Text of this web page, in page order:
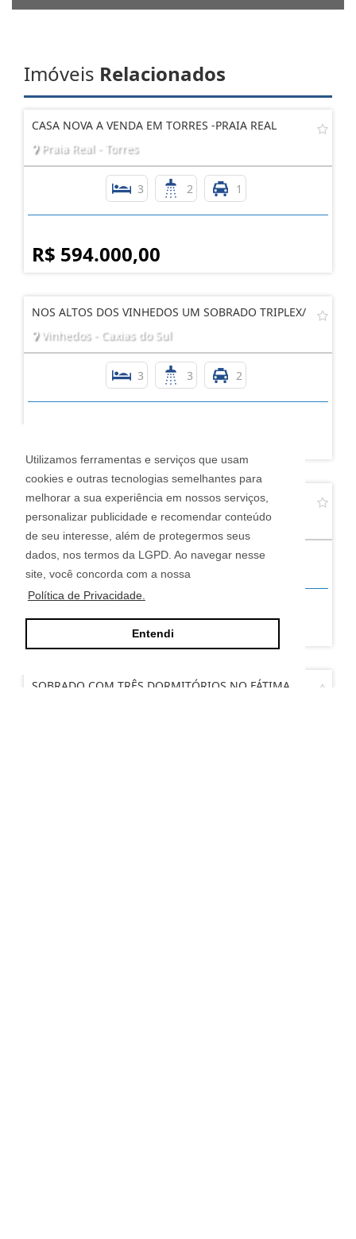
Utilizamos ferramentas e serviços que usam
cookies e outras tecnologias semelhantes para
melhorar a sua experiência em nossos serviços,
personalizar publicidade e recomendar conteúdo
de seu interesse, além de protegermos seus
dados, nos termos da LGPD. Ao navegar nesse
site, você concorda com a nossa
Política de Privacidade.
Entendi
Imóveis Relacionados
CASA NOVA A VENDA EM TORRES -PRAIA REAL
Praia Real - Torres
3 2 1
R$ 594.000,00
NOS ALTOS DOS VINHEDOS UM SOBRADO TRIPLEX/
Vinhedos - Caxias do Sul
3 3 2
SOBRADO SEMIMOBILIADO NO BAIRRO SÃO LUIZ
COM 153M²
São Luiz - Caxias do Sul
3 2 2
R$ 790.000,00
SOBRADO COM TRÊS DORMITÓRIOS NO FÁTIMA